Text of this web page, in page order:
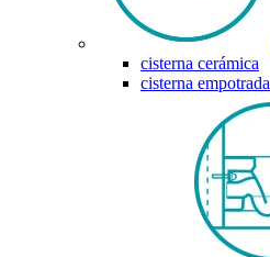
cisterna cerámica
cisterna empotrada